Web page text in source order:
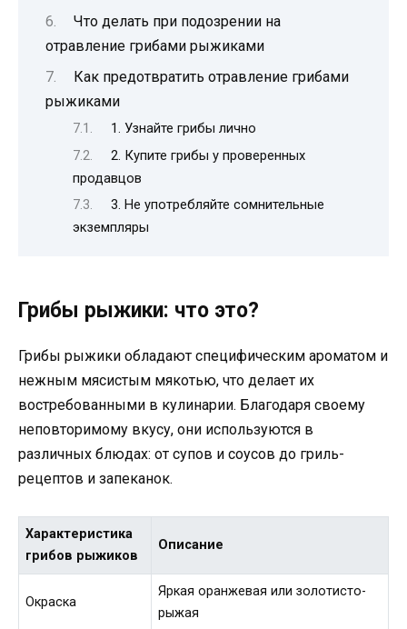
Что делать при подозрении на
отравление грибами рыжиками
Как предотвратить отравление грибами
рыжиками
1. Узнайте грибы лично
2. Купите грибы у проверенных
продавцов
3. Не употребляйте сомнительные
экземпляры
Грибы рыжики: что это?
Грибы рыжики обладают специфическим ароматом и
нежным мясистым мякотью, что делает их
востребованными в кулинарии. Благодаря своему
неповторимому вкусу, они используются в
различных блюдах: от супов и соусов до гриль-
рецептов и запеканок.
Характеристика
грибов рыжиков
Описание
Окраска
Яркая оранжевая или золотисто-
рыжая